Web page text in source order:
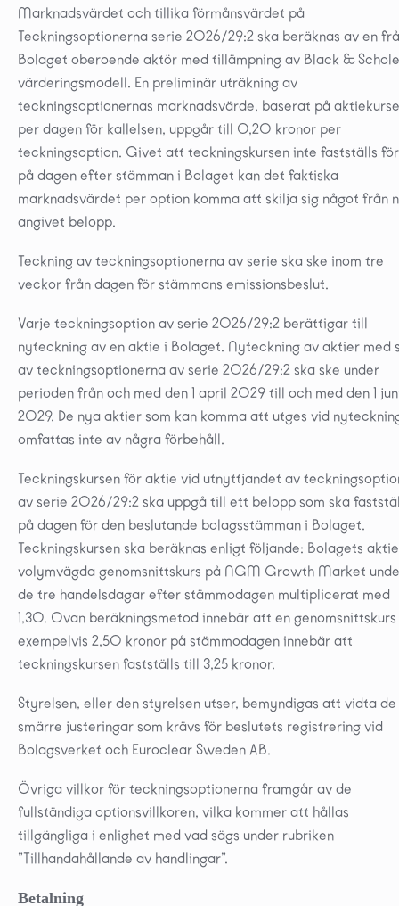
Marknadsvärdet och tillika förmånsvärdet på
Teckningsoptionerna serie 2026/29:2 ska beräknas av en
Bolaget oberoende aktör med tillämpning av Black &
värderingsmodell. En preliminär uträkning av
teckningsoptionernas marknadsvärde, baserat på
per dagen för kallelsen, uppgår till 0,20 kronor per
teckningsoption. Givet att teckningskursen inte fastställs
på dagen efter stämman i Bolaget kan det faktiska
marknadsvärdet per option komma att skilja sig något från
angivet belopp.
Teckning av teckningsoptionerna av serie ska ske inom tre
veckor från dagen för stämmans emissionsbeslut.
Varje teckningsoption av serie 2026/29:2 berättigar till
nyteckning av en aktie i Bolaget. Nyteckning av aktier med
av teckningsoptionerna av serie 2026/29:2 ska ske under
perioden från och med den 1 april 2029 till och med den 1
2029. De nya aktier som kan komma att utges vid
omfattas inte av några förbehåll.
Teckningskursen för aktie vid utnyttjandet av
av serie 2026/29:2 ska uppgå till ett belopp som ska
på dagen för den beslutande bolagsstämman i Bolaget.
Teckningskursen ska beräknas enligt följande: Bolagets
volymvägda genomsnittskurs på NGM Growth Market
de tre handelsdagar efter stämmodagen multiplicerat med
1,30. Ovan beräkningsmetod innebär att en
exempelvis 2,50 kronor på stämmodagen innebär att
teckningskursen fastställs till 3,25 kronor.
Styrelsen, eller den styrelsen utser, bemyndigas att vidta de
smärre justeringar som krävs för beslutets registrering vid
Bolagsverket och Euroclear Sweden AB.
Övriga villkor för teckningsoptionerna framgår av de
fullständiga optionsvillkoren, vilka kommer att hållas
tillgängliga i enlighet med vad sägs under rubriken
”Tillhandahållande av handlingar”.
Betalning